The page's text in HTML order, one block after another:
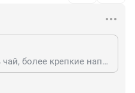
И все дружно идут пить чай, более крепкие напитки уже возраст не позволяет!